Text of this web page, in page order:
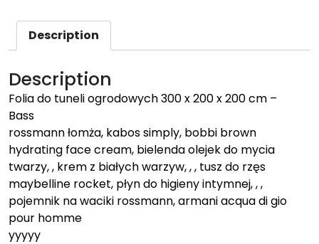
Description
Description
Folia do tuneli ogrodowych 300 x 200 x 200 cm –
Bass
rossmann łomża, kabos simply, bobbi brown
hydrating face cream, bielenda olejek do mycia
twarzy, , krem z białych warzyw, , , tusz do rzęs
maybelline rocket, płyn do higieny intymnej, , ,
pojemnik na waciki rossmann, armani acqua di gio
pour homme
yyyyy